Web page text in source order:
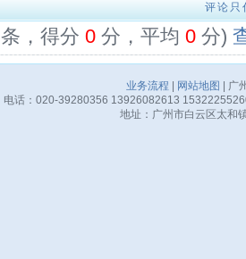
评论只
条，得分 0 分，平均 0 分)
业务流程 网站地图
| 广
电话：020-39280356 13926082613
地址：广州市白云区太和